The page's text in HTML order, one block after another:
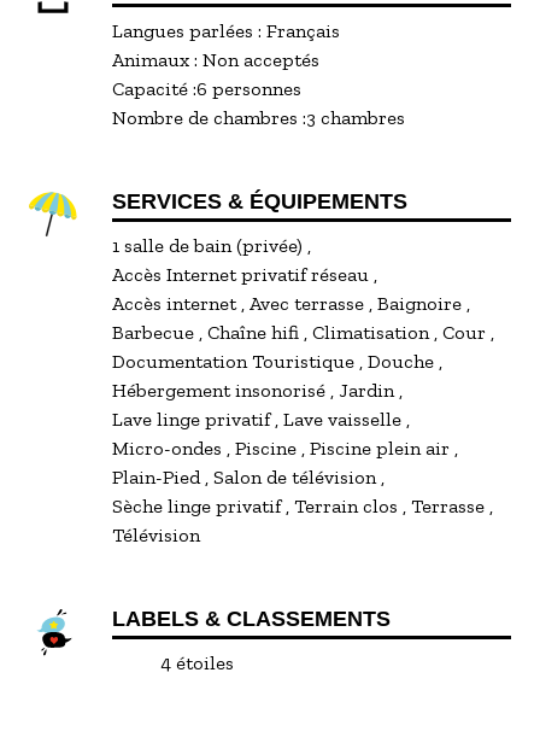
Langues parlées : Français
Animaux : Non acceptés
Capacité :6 personnes
Nombre de chambres :3 chambres
SERVICES & ÉQUIPEMENTS
1 salle de bain (privée)
Accès Internet privatif réseau
Accès internet Avec terrasse Baignoire
Barbecue Chaîne hifi Climatisation Cour
Documentation Touristique Douche
Hébergement insonorisé
Jardin
Lave linge privatif Lave vaisselle
Micro-ondes
Piscine Piscine plein air
Plain-Pied Salon de télévision
Sèche linge privatif Terrain clos
Terrasse
Télévision
LABELS & CLASSEMENTS
4 étoiles